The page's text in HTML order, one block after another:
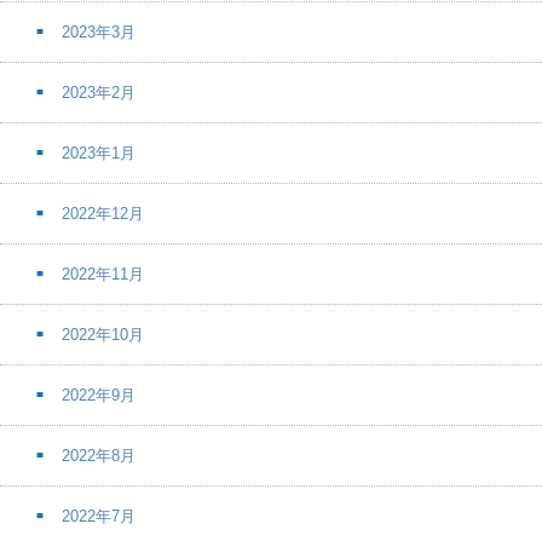
2023年3月
2023年2月
2023年1月
2022年12月
2022年11月
2022年10月
2022年9月
2022年8月
2022年7月